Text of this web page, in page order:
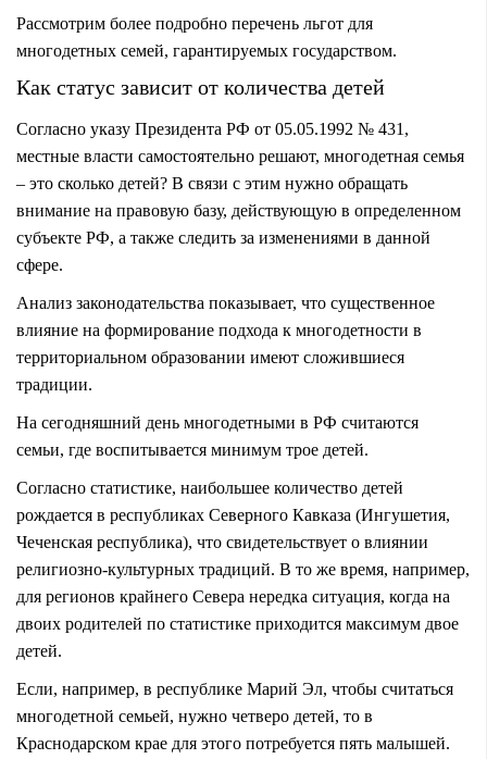
Рассмотрим более подробно перечень льгот для
многодетных семей, гарантируемых государством.
Как статус зависит от количества детей
Согласно указу Президента РФ от 05.05.1992 № 431,
местные власти самостоятельно решают, многодетная семья
– это сколько детей? В связи с этим нужно обращать
внимание на правовую базу, действующую в определенном
субъекте РФ, а также следить за изменениями в данной
сфере.
Анализ законодательства показывает, что существенное
влияние на формирование подхода к многодетности в
территориальном образовании имеют сложившиеся
традиции.
На сегодняшний день многодетными в РФ считаются
семьи, где воспитывается минимум трое детей.
Согласно статистике, наибольшее количество детей
рождается в республиках Северного Кавказа (Ингушетия,
Чеченская республика), что свидетельствует о влиянии
религиозно-культурных традиций. В то же время, например,
для регионов крайнего Севера нередка ситуация, когда на
двоих родителей по статистике приходится максимум двое
детей.
Если, например, в республике Марий Эл, чтобы считаться
многодетной семьей, нужно четверо детей, то в
Краснодарском крае для этого потребуется пять малышей.